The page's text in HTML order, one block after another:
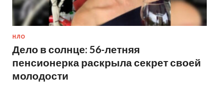
НЛО
Дело в солнце: 56-летняя
пенсионерка раскрыла секрет своей
молодости